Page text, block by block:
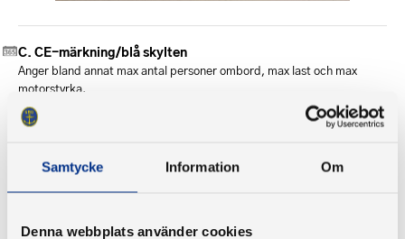
Samtycke Information Om
Denna webbplats använder cookies
CE-märkning/blå skylten
Anger bland annat max antal personer ombord, max last och max
motorstyrka.